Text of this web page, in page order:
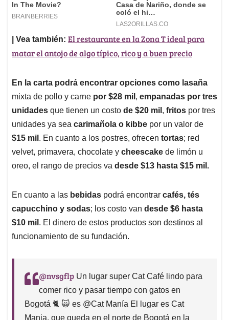
| Vea también: El restaurante en la Zona T ideal para
matar el antojo de algo típico, rico y a buen precio
En la carta podrá encontrar opciones como lasaña
mixta de pollo y carne por $28 mil , empanadas por tres
unidades que tienen un costo de $20 mil , fritos por tres
unidades ya sea carimañola o kibbe por un valor de
$15 mil . En cuanto a los postres, ofrecen tortas; red
velvet, primavera, chocolate y cheescake de limón u
oreo, el rango de precios va desde $13 hasta $15 mil.
En cuanto a las bebidas podrá encontrar cafés, tés
capucchino y sodas; los costo van desde $6 hasta
$10 mil . El dinero de estos productos son destinos al
funcionamiento de su fundación.
@nvsgflp Un lugar super Cat Café lindo para
comer rico y pasar tiempo con gatos en
Bogotá 🐈 🙀 es @Cat Manía El lugar es Cat
Mania, que queda en el norte de Bogotá en la